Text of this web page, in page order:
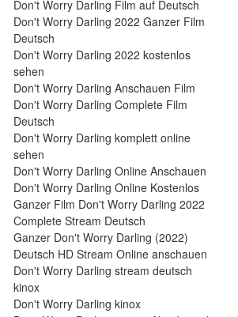
Don't Worry Darling Film auf Deutsch
Don't Worry Darling 2022 Ganzer Film
Deutsch
Don't Worry Darling 2022 kostenlos
sehen
Don't Worry Darling Anschauen Film
Don't Worry Darling Complete Film
Deutsch
Don't Worry Darling komplett online
sehen
Don't Worry Darling Online Anschauen
Don't Worry Darling Online Kostenlos
Ganzer Film Don't Worry Darling 2022
Complete Stream Deutsch
Ganzer Don't Worry Darling (2022)
Deutsch HD Stream Online anschauen
Don't Worry Darling stream deutsch
kinox
Don't Worry Darling kinox